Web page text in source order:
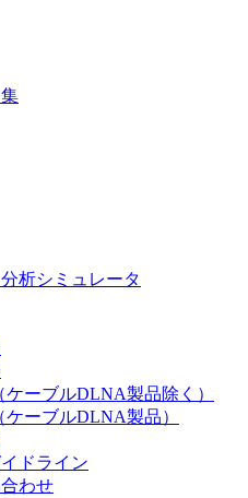
析シミュレータ
ーブルDLNA製品除く）
ーブルDLNA製品）
ドライン
わせ